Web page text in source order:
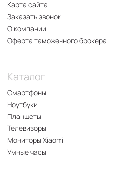
Карта сайта
Заказать звонок
О компании
Оферта таможенного брокера
Каталог
Смартфоны
Ноутбуки
Планшеты
Телевизоры
Мониторы Xiaomi
Умные часы